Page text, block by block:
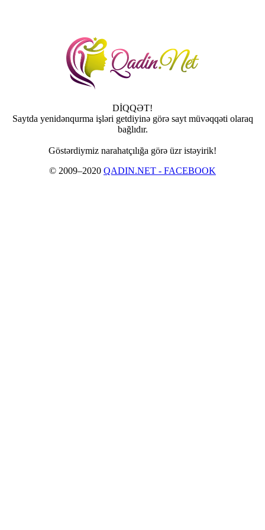
DİQQƏT!
Saytda yenidənqurma işləri getdiyinə görə sayt müvəqqəti olaraq
bağlıdır.
Göstərdiymiz narahatçılığa görə üzr istəyirik!
© 2009–2020 QADIN.NET - FACEBOOK